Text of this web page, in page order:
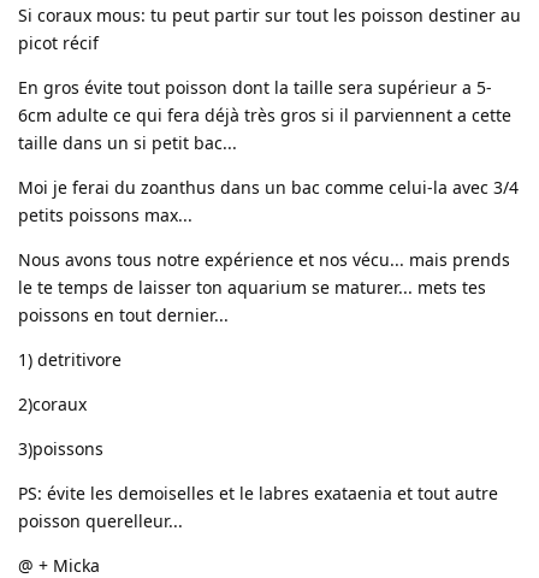
Si coraux mous: tu peut partir sur tout les poisson destiner au
picot récif
En gros évite tout poisson dont la taille sera supérieur a 5-
6cm adulte ce qui fera déjà très gros si il parviennent a cette
taille dans un si petit bac...
Moi je ferai du zoanthus dans un bac comme celui-la avec 3/4
petits poissons max...
Nous avons tous notre expérience et nos vécu... mais prends
le te temps de laisser ton aquarium se maturer... mets tes
poissons en tout dernier...
1) detritivore
2)coraux
3)poissons
PS: évite les demoiselles et le labres exataenia et tout autre
poisson querelleur...
@ + Micka